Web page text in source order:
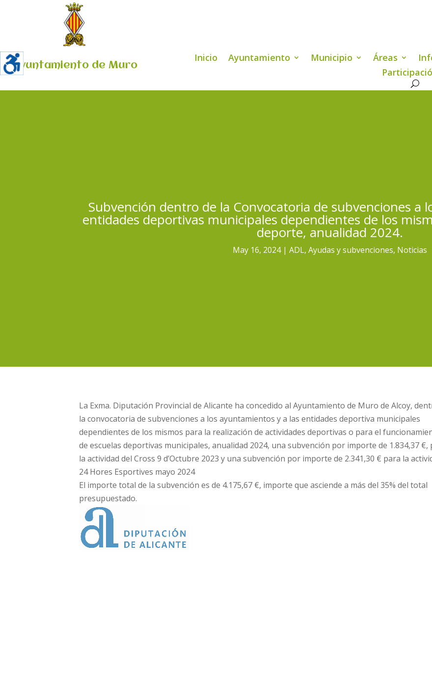
Ayuntamiento de Muro
Inicio Ayuntamiento Municipio Áreas
Subvención dentro de la Convocatoria de subvenciones a
entidades deportivas municipales dependientes de los
deporte, anualidad 2024.
May 16, 2024 ADL, Ayudas y subvenciones, Noticias
La Exma. Diputación Provincial de Alicante ha concedido al Ayuntamiento de Muro de Alcoy,
la convocatoria de subvenciones a los ayuntamientos y a las entidades deportiva municipales
dependientes de los mismos para la realización de actividades deportivas o para el
de escuelas deportivas municipales, anualidad 2024, una subvención por importe de 1.834,37 €,
la actividad del Cross 9 d’Octubre 2023 y una subvención por importe de 2.341,30 € para la
24 Hores Esportives mayo 2024
El importe total de la subvención es de 4.175,67 €, importe que asciende a más del 35% del total
presupuestado.